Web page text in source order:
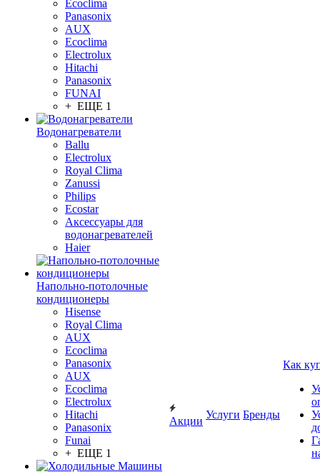
Ecoclima
Panasonix
AUX
Ecoclima
Electrolux
Hitachi
Panasonix
FUNAI
+ ЕЩЕ 1
Водонагреватели
Ballu
Electrolux
Royal Clima
Zanussi
Philips
Ecostar
Аксессуары для
водонагревателей
Haier
Напольно-потолочные
кондиционеры
Hisense
Royal Clima
AUX
Ecoclima
Panasonix
AUX
Ecoclima
Electrolux
Hitachi
Panasonix
Funai
+ ЕЩЕ 1
Акции
Услуги Бренды
Как